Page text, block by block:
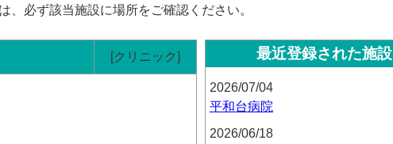
必ず該当施設に場所をご確認ください。
[クリニック] 最近登録された施設
2026/07/04
平和台病院
2026/06/18